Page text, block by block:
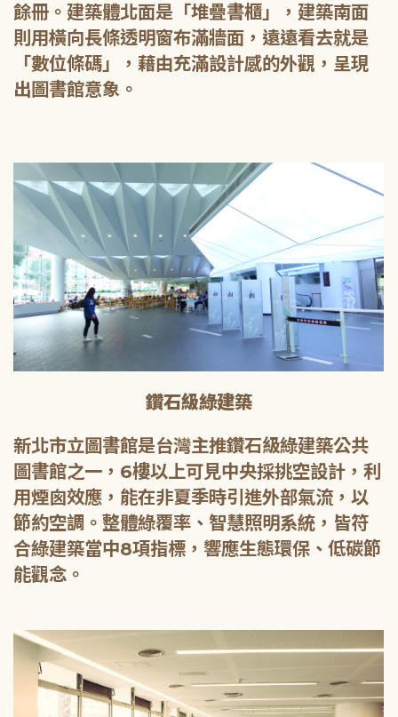
餘冊。建築體北面是「堆疊書櫃」，建築南面
則用橫向長條透明窗布滿牆面，遠遠看去就是
「數位條碼」，藉由充滿設計感的外觀，呈現
出圖書館意象。
鑽石級綠建築
新北市立圖書館是台灣主推鑽石級綠建築公共
圖書館之一，6樓以上可見中央採挑空設計，利
用煙囪效應，能在非夏季時引進外部氣流，以
節約空調。整體綠覆率、智慧照明系統，皆符
合綠建築當中8項指標，響應生態環保、低碳節
能觀念。